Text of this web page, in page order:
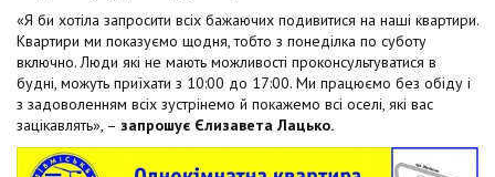
«Я би хотіла запросити всіх бажаючих подивитися на наші квартири.
Квартири ми показуємо щодня, тобто з понеділка по суботу
включно. Люди які не мають можливості проконсультуватися в
будні, можуть приїхати з 10:00 до 17:00. Ми працюємо без обіду і
з задоволенням всіх зустрінемо й покажемо всі оселі, які вас
зацікавлять», – запрошує Єлизавета Лацько.